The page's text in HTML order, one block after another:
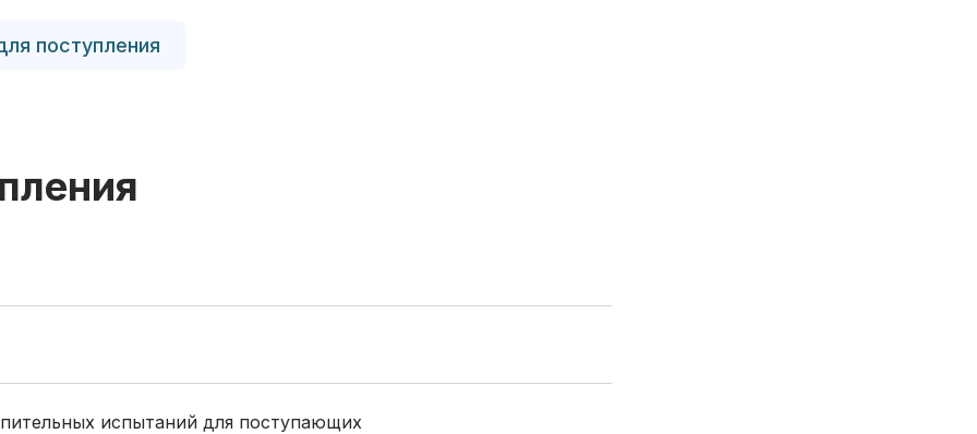
поступления
испытаний для поступающих